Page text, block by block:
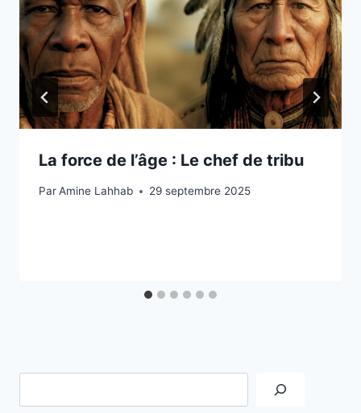
La force de l’âge : Le chef de tribu
ParAmine Lahhab 29 septembre 2025